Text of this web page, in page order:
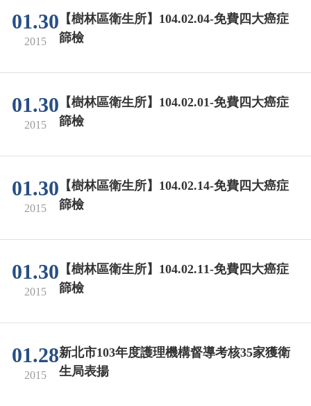
01.30
2015
【樹林區衛生所】104.02.04-免費四大癌症
篩檢
01.30
2015
【樹林區衛生所】104.02.01-免費四大癌症
篩檢
01.30
2015
【樹林區衛生所】104.02.14-免費四大癌症
篩檢
01.30
2015
【樹林區衛生所】104.02.11-免費四大癌症
篩檢
01.28
2015
新北市103年度護理機構督導考核35家獲衛
生局表揚